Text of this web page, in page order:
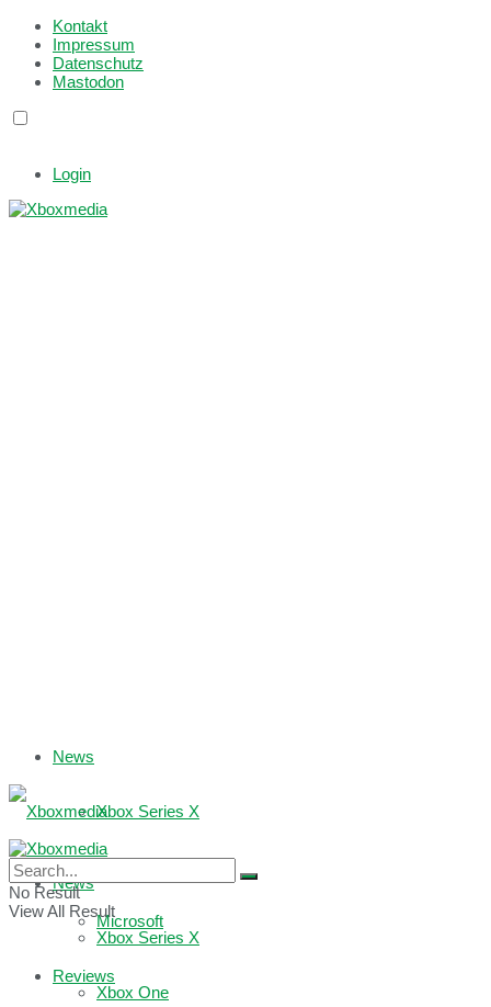
Kontakt
Impressum
Datenschutz
Mastodon
Login
News
Xbox Series X
Microsoft
Reviews
News
Xbox Series X
Xbox One
No Result
View All Result